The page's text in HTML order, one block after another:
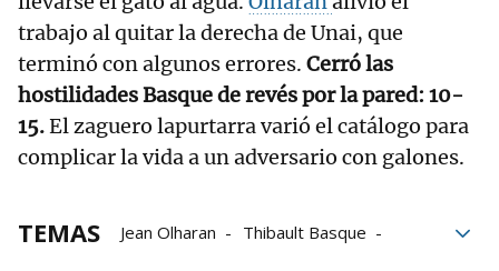
trabajo al quitar la derecha de Unai, que
terminó con algunos errores. Cerró las
hostilidades Basque de revés por la pared: 10-
15.El zaguero lapurtarra varió el catálogo para
complicar la vida a un adversario con galones.
TEMAS Jean Olharan
Thibault Basque